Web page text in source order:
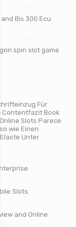
Bis 300 Ecu
spin slot game
Für
Contentfazit Book
Slots Parece
wie Einen
Unter
Slots
and Online